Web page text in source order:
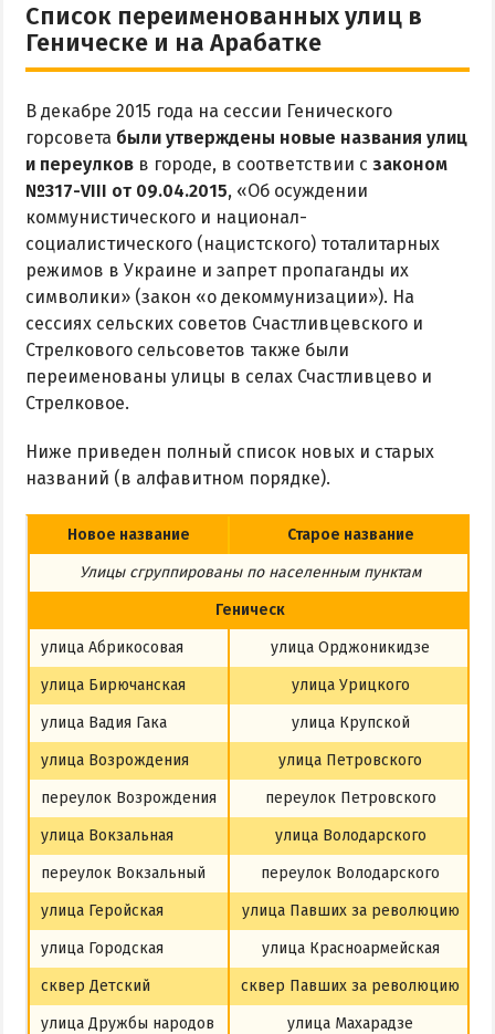
Виндсерфинг
ЭКСКУРСИИ И МАРШРУТЫ
Аскания-Нова
Остров Бирючий
ПРОЕЗД
По Геническу и на косу
Такси по косе
Из Херсона
Из Запорожья
Из Днепра
Из Харькова
Из Полтавы
Из Сум
Из Киева
Список переименованных улиц в
Геническе и на Арабатке
В декабре 2015 года на сессии Генического
горсовета были утверждены новые названия улиц
и переулков в городе, в соответствии с законом
№317-VIII от 09.04.2015, «Об осуждении
коммунистического и национал-
социалистического (нацистского) тоталитарных
режимов в Украине и запрет пропаганды их
символики» (закон «о декоммунизации»). На
сессиях сельских советов Счастливцевского и
Стрелкового сельсоветов также были
переименованы улицы в селах Счастливцево и
Стрелковое.
Ниже приведен полный список новых и старых
названий (в алфавитном порядке).
Новое название
Старое название
Улицы сгруппированы по населенным пунктам
Геническ
улица Абрикосовая
улица Орджоникидзе
улица Бирючанская
улица Урицкого
улица Вадия Гака
улица Крупской
улица Возрождения
улица Петровского
переулок Возрождения
переулок Петровского
улица Вокзальная
улица Володарского
переулок Вокзальный
переулок Володарского
улица Геройская
улица Павших за революцию
улица Городская
улица Красноармейская
сквер Детский
сквер Павших за революцию
улица Дружбы народов
улица Махарадзе